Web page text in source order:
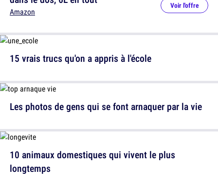
Amazon
Voir l'offre
Les photos de gens qui se font arnaquer par la vie
15 vrais trucs qu'on a appris à l'école
10 animaux domestiques qui vivent le plus
longtemps